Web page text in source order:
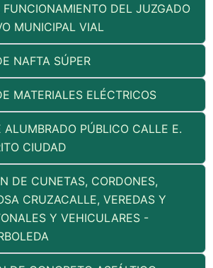
DEL JUZGADO
MUNICIPAL VIAL
NAFTA SÚPER
MATERIALES ELÉCTRICOS
ALUMBRADO PÚBLICO CALLE E.
CIUDAD
DE CUNETAS, CORDONES,
CRUZACALLE, VEREDAS Y
Y VEHICULARES -